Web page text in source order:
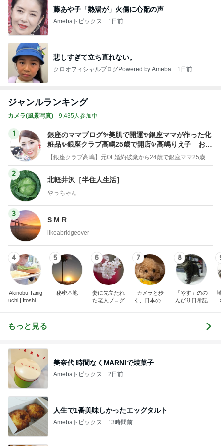
藤あや子「熱湯が」火傷に心配の声
Amebaトピックス 1日前
悲しすぎて立ち直れない。
クロオフィシャルブログPowered by Ameba 1日前
ジャンルランキング
カメラ(風景写真) 9,435人参加中
1
銀座のママブログ✨美肌で開運✨銀座ママが作った化
粧品✨銀座クラブ高嶋25歳で開店✨高嶋りえ子 お着
物でエルメス バーキン コーデ
【銀座クラブ高嶋】元OL婚約破棄から24歳で銀座ママ25歳でオーナーママ銀座 美肌で開運♡パワースポット巡り高嶋りえ子ブログ
2
北軽井沢［半住人生活］
やっちゃん
3
S M R
likeabridgeover
4
Akinobu Tanig
uchi | Itoshima
5
秘密基地
6
妻に先立たれ
た老人ブログ
7
カメラと歩
く、日本の風
8
「やす」のの
んびり日常記
もっと見る
美奈代 時間なくMARNIで焼菓子
Amebaトピックス 2日前
人生で1番美味しかったエッグタルト
Amebaトピックス 13時間前